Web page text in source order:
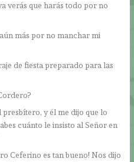
verás que harás todo por no
más por no manchar mi
de fiesta preparado para las
y él me dijo que lo
cuánto le insisto al Señor en
Ceferino es tan bueno! Nos dijo